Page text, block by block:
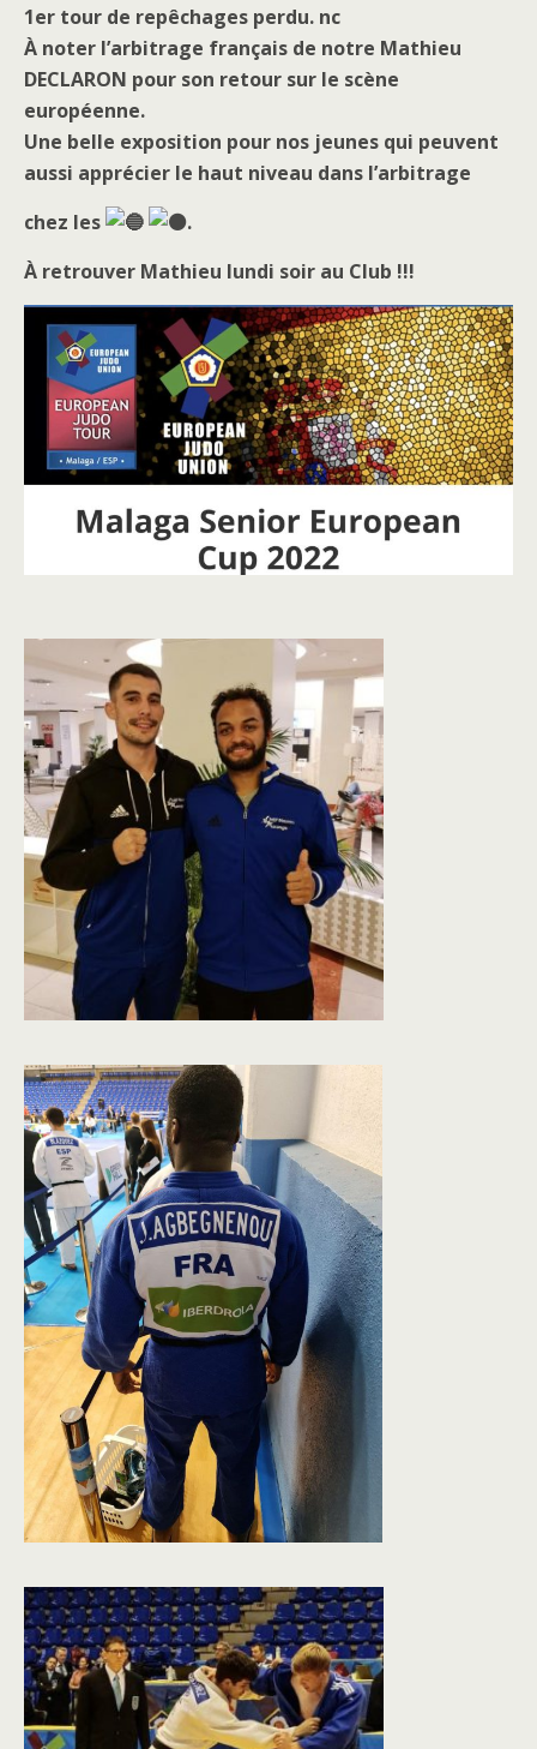
1er tour de repêchages perdu. nc
À noter l’arbitrage français de notre Mathieu
DECLARON pour son retour sur le scène
européenne.
Une belle exposition pour nos jeunes qui peuvent
aussi apprécier le haut niveau dans l’arbitrage
chez les
.
À retrouver Mathieu lundi soir au Club !!!